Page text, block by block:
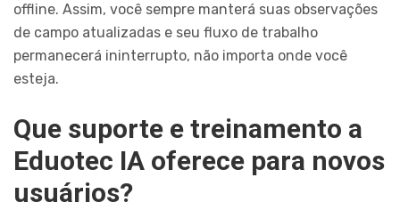
offline. Assim, você sempre manterá suas observações
de campo atualizadas e seu fluxo de trabalho
permanecerá ininterrupto, não importa onde você
esteja.
Que suporte e treinamento a
Eduotec IA oferece para novos
usuários?